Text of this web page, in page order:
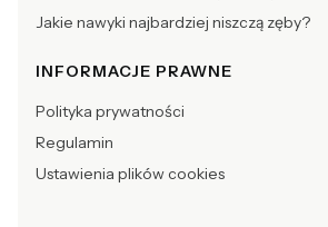
Jakie nawyki najbardziej niszczą zęby?
INFORMACJE PRAWNE
Polityka prywatności
Regulamin
Ustawienia plików cookies